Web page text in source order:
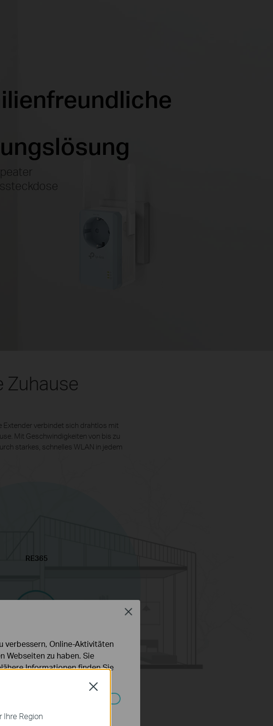
Zuhause
Extender verbindet sich drahtlos mit
Mit Geschwindigkeiten von bis zu
starkes, schnelles WLAN in jedem
RE365
Ihre Region
Close
verbessern, Online-Aktivitäten
Webseiten zu haben. Sie
Informationen finden Sie
in Ihren Systemen nicht
Close